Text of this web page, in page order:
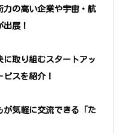
力の高い企業や宇宙・航
展！
に取り組むスタートアッ
スを紹介！
が気軽に交流できる「た